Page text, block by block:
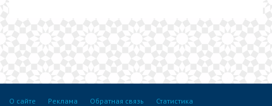
О сайте Реклама Обратная связь
Статистика